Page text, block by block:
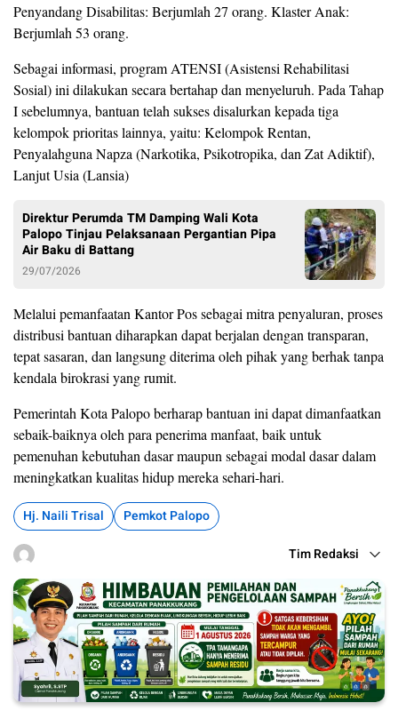
Penyandang Disabilitas: Berjumlah 27 orang. Klaster Anak:
Berjumlah 53 orang.
Sebagai informasi, program ATENSI (Asistensi Rehabilitasi
Sosial) ini dilakukan secara bertahap dan menyeluruh. Pada Tahap
I sebelumnya, bantuan telah sukses disalurkan kepada tiga
kelompok prioritas lainnya, yaitu: Kelompok Rentan,
Penyalahguna Napza (Narkotika, Psikotropika, dan Zat Adiktif),
Lanjut Usia (Lansia)
Direktur Perumda TM Damping Wali Kota
Palopo Tinjau Pelaksanaan Pergantian Pipa
Air Baku di Battang
29/07/2026
Melalui pemanfaatan Kantor Pos sebagai mitra penyaluran, proses
distribusi bantuan diharapkan dapat berjalan dengan transparan,
tepat sasaran, dan langsung diterima oleh pihak yang berhak tanpa
kendala birokrasi yang rumit.
Pemerintah Kota Palopo berharap bantuan ini dapat dimanfaatkan
sebaik-baiknya oleh para penerima manfaat, baik untuk
pemenuhan kebutuhan dasar maupun sebagai modal dasar dalam
meningkatkan kualitas hidup mereka sehari-hari.
Hj. Naili Trisal Pemkot Palopo
Tim Redaksi